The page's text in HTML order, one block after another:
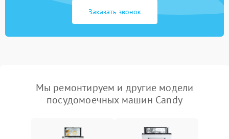
Заказать звонок
Мы ремонтируем и другие модели
посудомоечных машин Candy